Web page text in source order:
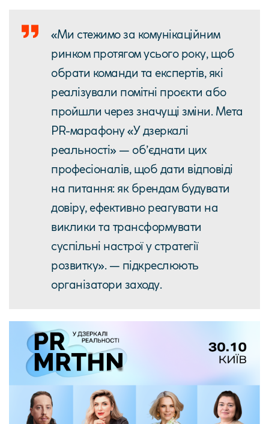
«Ми стежимо за комунікаційним
ринком протягом усього року, щоб
обрати команди та експертів, які
реалізували помітні проєкти або
пройшли через значущі зміни. Мета
PR-марафону «У дзеркалі
реальності» — об’єднати цих
професіоналів, щоб дати відповіді
на питання: як брендам будувати
довіру, ефективно реагувати на
виклики та трансформувати
суспільні настрої у стратегії
розвитку». — підкреслюють
організатори заходу.